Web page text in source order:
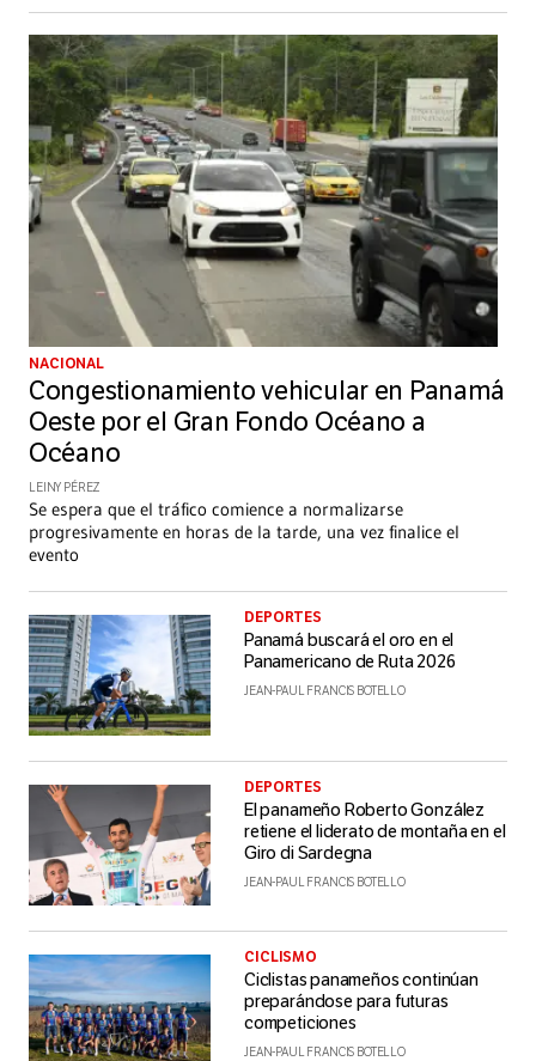
NACIONAL
Congestionamiento vehicular en Panamá
Oeste por el Gran Fondo Océano a
Océano
LEINY PÉREZ
Se espera que el tráfico comience a normalizarse
progresivamente en horas de la tarde, una vez finalice el
evento
DEPORTES
Panamá buscará el oro en el
Panamericano de Ruta 2026
JEAN-PAUL FRANCIS BOTELLO
DEPORTES
El panameño Roberto González
retiene el liderato de montaña en el
Giro di Sardegna
JEAN-PAUL FRANCIS BOTELLO
CICLISMO
Ciclistas panameños continúan
preparándose para futuras
competiciones
JEAN-PAUL FRANCIS BOTELLO